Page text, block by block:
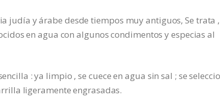
judía y árabe desde tiempos muy antiguos, Se trata
en agua con algunos condimentos y especias al
: ya limpio , se cuece en agua sin sal ; se
ligeramente engrasadas.